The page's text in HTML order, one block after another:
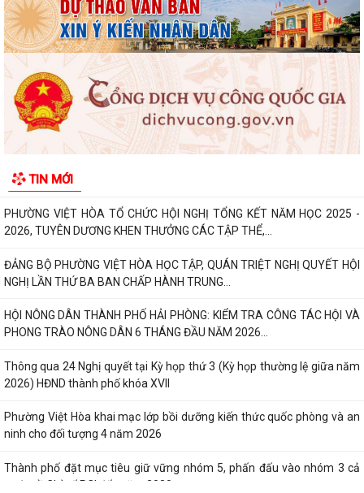
TIN MỚI
Chủ động ứng phó với mưa lớn, lũ, ngập lụt, lũ quét, sạt lở đất, lốc, sét,
mưa đá
UBND thành phố yêu cầu rà soát, chuẩn hóa thủ tục hành chính, chấm
dứt phát sinh "giấy phép con"
Phường Việt Hòa bế mạc Lớp bồi dưỡng kiến thức quốc phòng và an
ninh đối tượng 4 năm 2026.
Bản, Đợt II/2026.
PHƯỜNG VIỆT HÒA TỔ CHỨC HỘI NGHỊ TỔNG KẾT NĂM HỌC 2025 -
2026, TUYÊN DƯƠNG KHEN THƯỞNG CÁC TẬP THỂ,...
ĐẢNG BỘ PHƯỜNG VIỆT HÒA HỌC TẬP, QUÁN TRIỆT NGHỊ QUYẾT HỘI
NGHỊ LẦN THỨ BA BAN CHẤP HÀNH TRUNG...
HỘI NÔNG DÂN THÀNH PHỐ HẢI PHÒNG: KIỂM TRA CÔNG TÁC HỘI VÀ
PHONG TRÀO NÔNG DÂN 6 THÁNG ĐẦU NĂM 2026...
Thông qua 24 Nghị quyết tại Kỳ họp thứ 3 (Kỳ họp thường lệ giữa năm
2026) HĐND thành phố khóa XVII
Phường Việt Hòa khai mạc lớp bồi dưỡng kiến thức quốc phòng và an
ninh cho đối tượng 4 năm 2026
Thành phố đặt mục tiêu giữ vững nhóm 5, phấn đấu vào nhóm 3 cả
nước về Chỉ số PCI đến năm 2030